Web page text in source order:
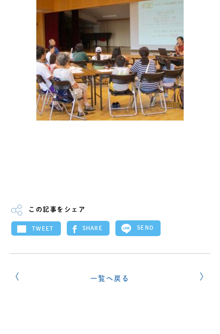
この記事をシェア
TWEET SHARE SEND
一覧へ戻る